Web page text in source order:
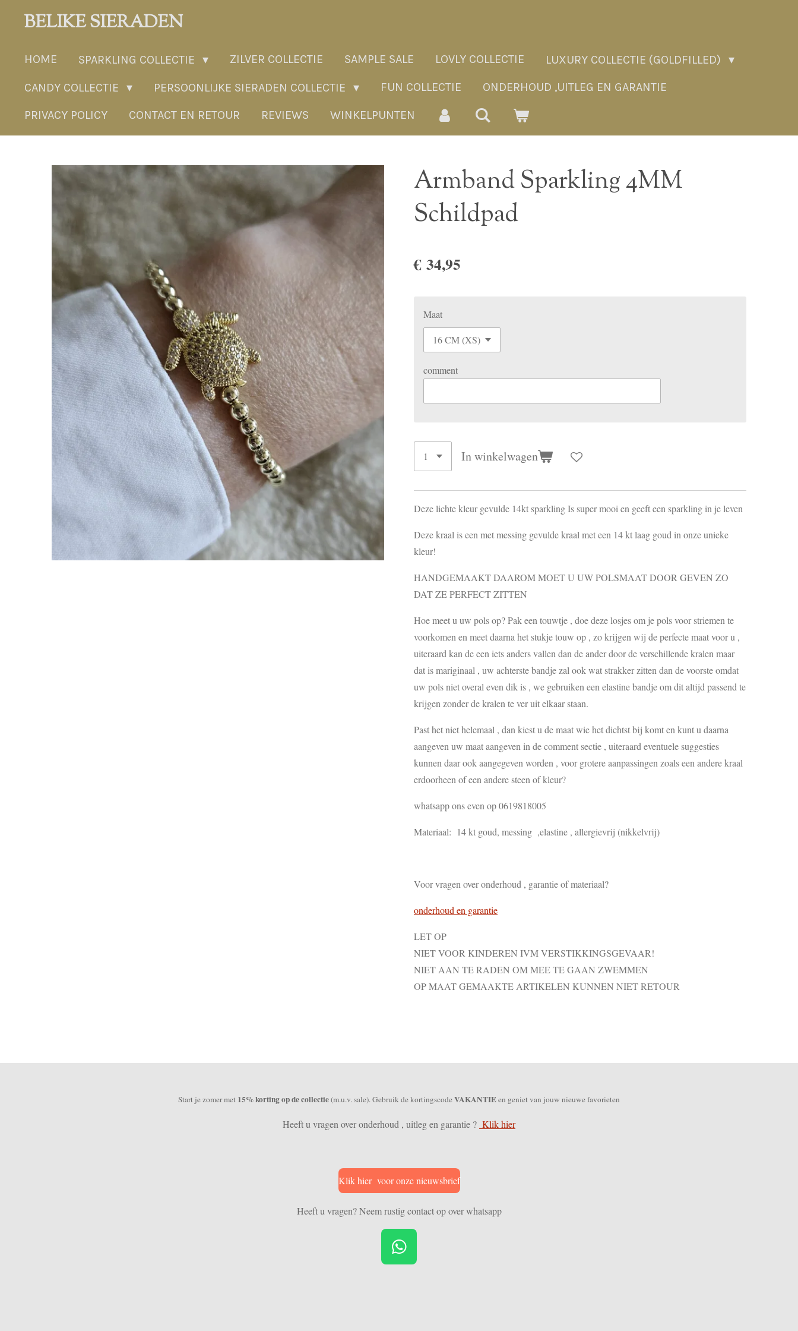
directBELIKE SIERADEN
HOME SPARKLING COLLECTIE ZILVER COLLECTIE SAMPLE SALE LOVLY COLLECTIE LUXURY COLLECTIE (GOLDFILLED)
CANDY COLLECTIE PERSOONLIJKE SIERADEN COLLECTIE FUN COLLECTIE ONDERHOUD ,UITLEG EN GARANTIE
PRIVACY POLICY CONTACT EN RETOUR REVIEWS WINKELPUNTEN
Armband Sparkling 4MM
Schildpad
€ 34,95
Maat
comment
In winkelwagen
Deze lichte kleur gevulde 14kt sparkling Is super mooi en geeft een sparkling in je leven
Deze kraal is een met messing gevulde kraal met een 14 kt laag goud in onze unieke
kleur!
HANDGEMAAKT DAAROM MOET U UW POLSMAAT DOOR GEVEN ZO
DAT ZE PERFECT ZITTEN
Hoe meet u uw pols op? Pak een touwtje , doe deze losjes om je pols voor striemen te
voorkomen en meet daarna het stukje touw op , zo krijgen wij de perfecte maat voor u ,
uiteraard kan de een iets anders vallen dan de ander door de verschillende kralen maar
dat is mariginaal , uw achterste bandje zal ook wat strakker zitten dan de voorste omdat
uw pols niet overal even dik is , we gebruiken een elastine bandje om dit altijd passend te
krijgen zonder de kralen te ver uit elkaar staan.
Past het niet helemaal , dan kiest u de maat wie het dichtst bij komt en kunt u daarna
aangeven uw maat aangeven in de comment sectie , uiteraard eventuele suggesties
kunnen daar ook aangegeven worden , voor grotere aanpassingen zoals een andere kraal
erdoorheen of een andere steen of kleur?
whatsapp ons even op 0619818005
Materiaal: 14 kt goud, messing ,elastine , allergievrij (nikkelvrij)
Voor vragen over onderhoud , garantie of materiaal?
onderhoud en garantie
LET OP
NIET VOOR KINDEREN IVM VERSTIKKINGSGEVAAR!
NIET AAN TE RADEN OM MEE TE GAAN ZWEMMEN
OP MAAT GEMAAKTE ARTIKELEN KUNNEN NIET RETOUR
Start je zomer met 15% korting op de collectie(m.u.v. sale). Gebruik de kortingscodeVAKANTIEen geniet van jouw nieuwe favorieten
Heeft u vragen over onderhoud , uitleg en garantie ? Klik hier
Klik hier voor onze nieuwsbrief
Heeft u vragen? Neem rustig contact op over whatsapp
W
h